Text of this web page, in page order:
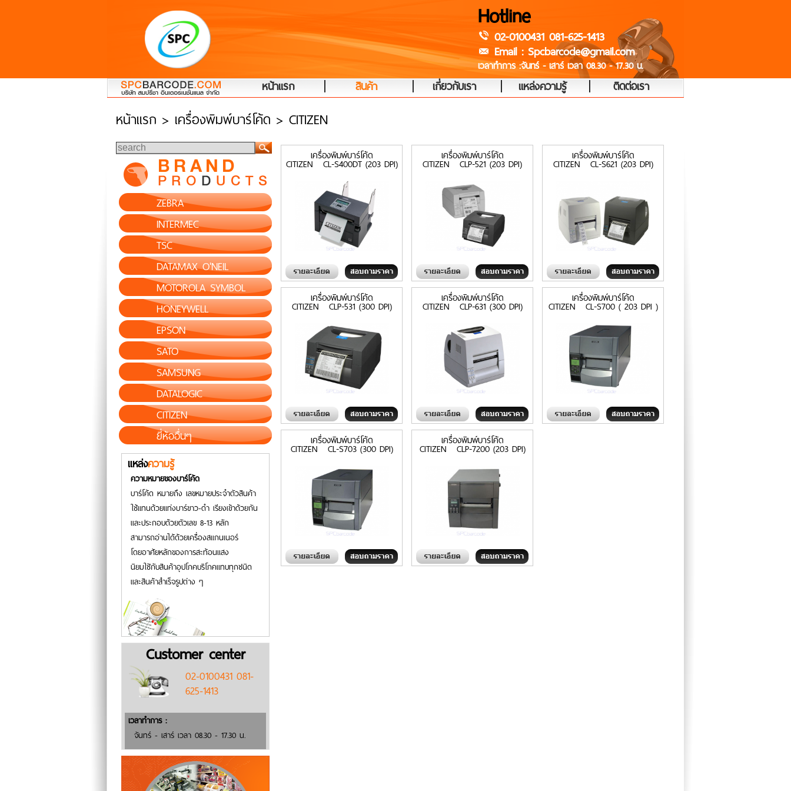
Hotline
02-0100431 081-625-1413
Email : Spcbarcode@gmail.com
เวลาทำการ :จันทร์ - เสาร์ เวลา 08.30 - 17.30 น.
หน้าแรก | สินค้า | เกี่ยวกับเรา | แหล่งความรู้ | ติดต่อเรา
หน้าแรก > เครื่องพิมพ์บาร์โค้ด > CITIZEN
ZEBRA
INTERMEC
TSC
DATAMAX O'NEIL
MOTOROLA SYMBOL
HONEYWELL
EPSON
SATO
SAMSUNG
DATALOGIC
CITIZEN
ยี่ห้ออื่นๆ
แหล่งความรู้
ความหมายของบาร์โค้ด
บาร์โค้ด หมายถึง เลขหมายประจำตัวสินค้า
ใช้แทนด้วยแท่งบาร์ขาว-ดำ เรียงเข้าด้วยกัน
และประกอบด้วยตัวเลข 8-13 หลัก
สามารถอ่านได้ด้วยเครื่องสแกนเนอร์
โดยอาศัยหลักของการสะท้อนแสง
นิยมใชักับสินค้าอุปโภคบริโภคแทบทุกชนิด
และสินค้าสำเร็จรูปต่าง ๆ
Customer center
02-0100431 081-
625-1413
เวลาทำการ :
จันทร์ - เสาร์ เวลา 08.30 - 17.30 น.
เครื่องพิมพ์บาร์โค้ด
CITIZEN CL-S400DT (203 DPI)
เครื่องพิมพ์บาร์โค้ด
CITIZEN CLP-521 (203 DPI)
เครื่องพิมพ์บาร์โค้ด
CITIZEN CL-S621 (203 DPI)
เครื่องพิมพ์บาร์โค้ด
CITIZEN CLP-531 (300 DPI)
เครื่องพิมพ์บาร์โค้ด
CITIZEN CLP-631 (300 DPI)
เครื่องพิมพ์บาร์โค้ด
CITIZEN CL-S700 ( 203 DPI )
เครื่องพิมพ์บาร์โค้ด
CITIZEN CL-S703 (300 DPI)
เครื่องพิมพ์บาร์โค้ด
CITIZEN CLP-7200 (203 DPI)